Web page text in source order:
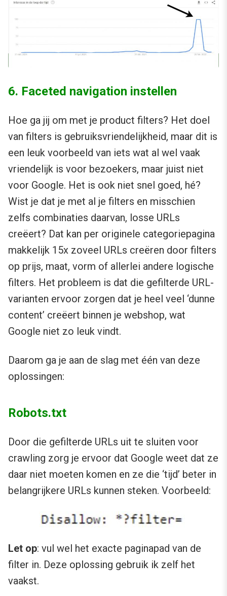
6. Faceted navigation instellen
Hoe ga jij om met je product filters? Het doel
van filters is gebruiksvriendelijkheid, maar dit is
een leuk voorbeeld van iets wat al wel vaak
vriendelijk is voor bezoekers, maar juist niet
voor Google. Het is ook niet snel goed, hé?
Wist je dat je met al je filters en misschien
zelfs combinaties daarvan, losse URLs
creëert? Dat kan per originele categoriepagina
makkelijk 15x zoveel URLs creëren door filters
op prijs, maat, vorm of allerlei andere logische
filters. Het probleem is dat die gefilterde URL-
varianten ervoor zorgen dat je heel veel ‘dunne
content’ creëert binnen je webshop, wat
Google niet zo leuk vindt.
Daarom ga je aan de slag met één van deze
oplossingen:
Robots.txt
Door die gefilterde URLs uit te sluiten voor
crawling zorg je ervoor dat Google weet dat ze
daar niet moeten komen en ze die ‘tijd’ beter in
belangrijkere URLs kunnen steken. Voorbeeld:
Let op: vul wel het exacte paginapad van de
filter in. Deze oplossing gebruik ik zelf het
vaakst.